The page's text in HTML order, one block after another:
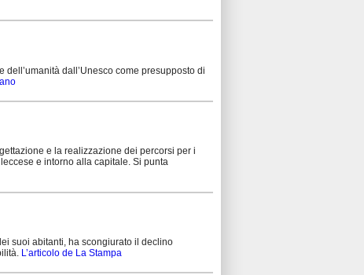
dall’Unesco come presupposto di
e la realizzazione dei percorsi per i
e intorno alla capitale. Si punta
suoi abitanti, ha scongiurato il declino
L’articolo de La Stampa